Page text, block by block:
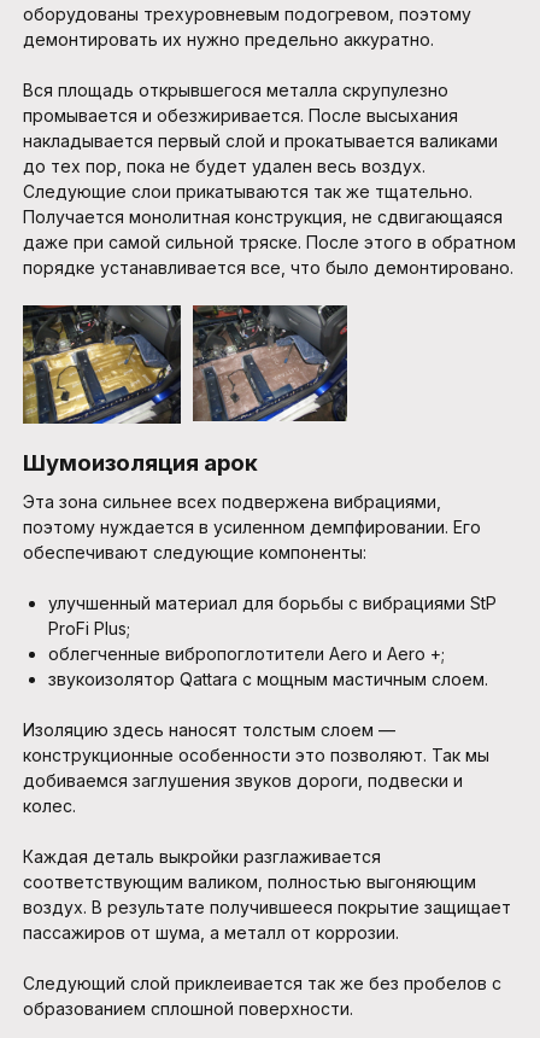
оборудованы трехуровневым подогревом, поэтому
демонтировать их нужно предельно аккуратно.
Вся площадь открывшегося металла скрупулезно
промывается и обезжиривается. После высыхания
накладывается первый слой и прокатывается валиками
до тех пор, пока не будет удален весь воздух.
Следующие слои прикатываются так же тщательно.
Получается монолитная конструкция, не сдвигающаяся
даже при самой сильной тряске. После этого в обратном
порядке устанавливается все, что было демонтировано.
Шумоизоляция арок
Эта зона сильнее всех подвержена вибрациями,
поэтому нуждается в усиленном демпфировании. Его
обеспечивают следующие компоненты:
улучшенный материал для борьбы с вибрациями StP
ProFi Plus;
облегченные вибропоглотители Aero и Aero +;
звукоизолятор Qattara с мощным мастичным слоем.
Изоляцию здесь наносят толстым слоем —
конструкционные особенности это позволяют. Так мы
добиваемся заглушения звуков дороги, подвески и
колес.
Каждая деталь выкройки разглаживается
соответствующим валиком, полностью выгоняющим
воздух. В результате получившееся покрытие защищает
пассажиров от шума, а металл от коррозии.
Следующий слой приклеивается так же без пробелов с
образованием сплошной поверхности.